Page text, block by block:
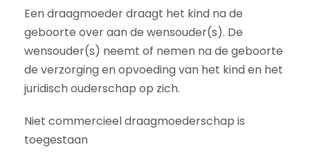
Een draagmoeder draagt het kind na de
geboorte over aan de wensouder(s). De
wensouder(s) neemt of nemen na de geboorte
de verzorging en opvoeding van het kind en het
juridisch ouderschap op zich.
Niet commercieel draagmoederschap is
toegestaan